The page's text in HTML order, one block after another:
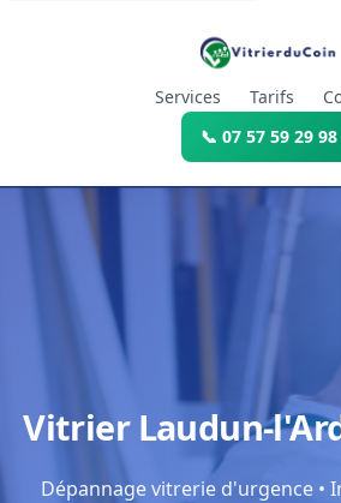
Services Tarifs
📞 07 57 59 29 98
Vitrier Laudun-
Dépannage vitrerie d'urgence •